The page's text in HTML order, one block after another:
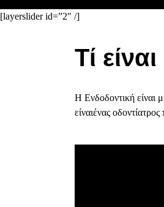
[layerslider id=”2″ /]
Τί
Η Ενδοδοντική είναι
είναιένας